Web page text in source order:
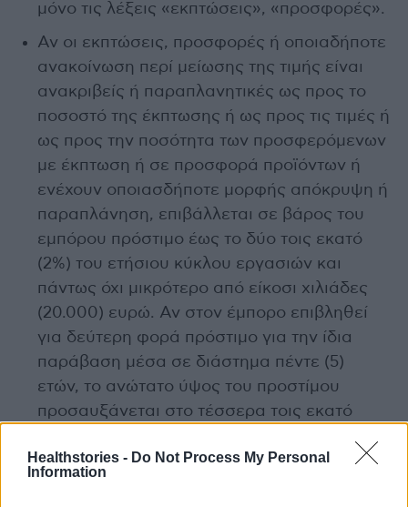
Healthstories - Do Not Process My Personal
Information
μόνο τις λέξεις «εκπτώσεις», «προσφορές».
Αν οι εκπτώσεις, προσφορές ή οποιαδήποτε
ανακοίνωση περί μείωσης της τιμής είναι
ανακριβείς ή παραπλανητικές ως προς το
ποσοστό της έκπτωσης ή ως προς τις τιμές ή
ως προς την ποσότητα των προσφερόμενων
με έκπτωση ή σε προσφορά προϊόντων ή
ενέχουν οποιασδήποτε μορφής απόκρυψη ή
παραπλάνηση, επιβάλλεται σε βάρος του
εμπόρου πρόστιμο έως το δύο τοις εκατό
(2%) του ετήσιου κύκλου εργασιών και
πάντως όχι μικρότερο από είκοσι χιλιάδες
(20.000) ευρώ. Αν στον έμπορο επιβληθεί
για δεύτερη φορά πρόστιμο για την ίδια
παράβαση μέσα σε διάστημα πέντε (5)
ετών, το ανώτατο ύψος του προστίμου
προσαυξάνεται στο τέσσερα τοις εκατό